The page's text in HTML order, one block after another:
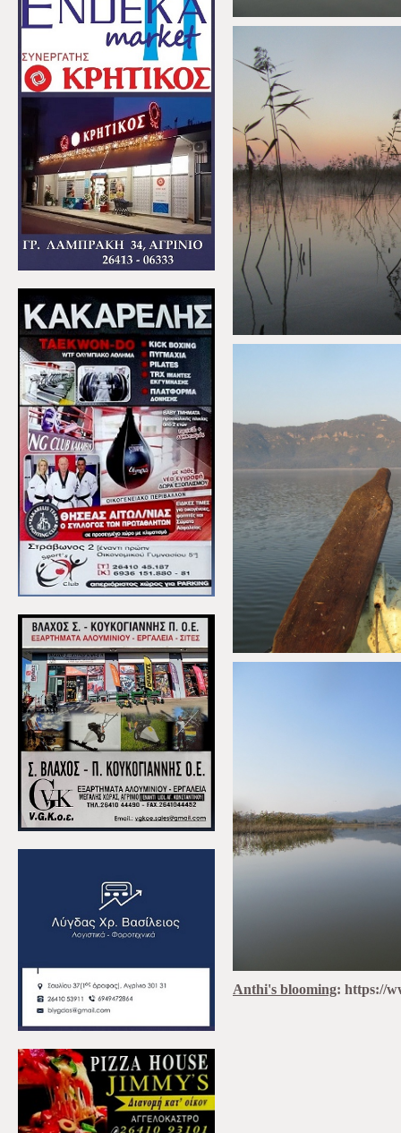
Anthi's blooming: https://